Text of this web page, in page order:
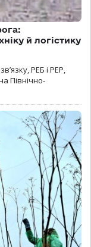
й логістику
РЕБ і РЕР,
Північно-